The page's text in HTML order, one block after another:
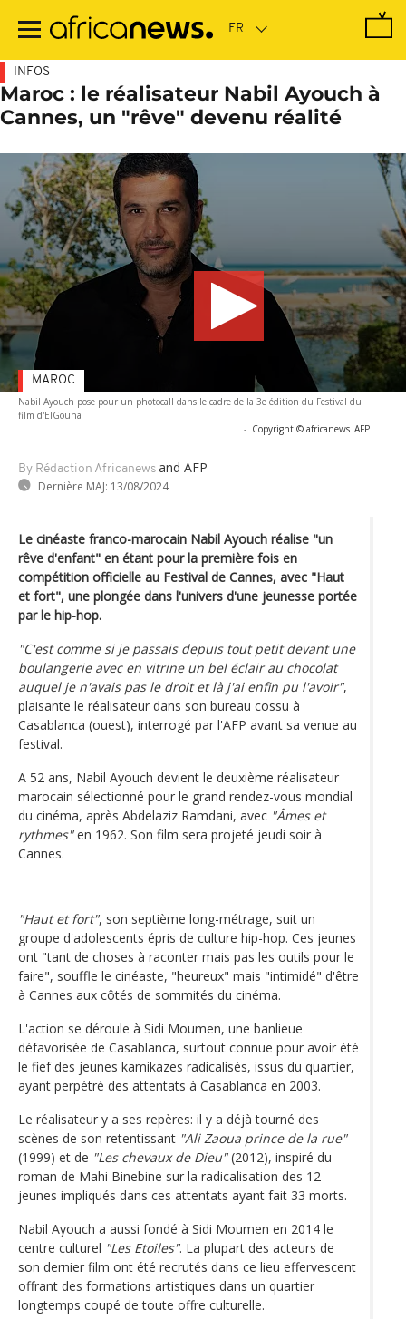
contenu
INFOS
Maroc : le réalisateur Nabil Ayouch à
Cannes, un "rêve" devenu réalité
Nabil Ayouch pose pour un photocall dans le cadre de la 3e édition du Festival du
film d'ElGouna
- Copyright © africanews AFP
By Rédaction Africanews and AFP
Dernière MAJ: 13/08/2024
MAROC
Le cinéaste franco-marocain Nabil Ayouch réalise "un
rêve d'enfant" en étant pour la première fois en
compétition officielle au Festival de Cannes, avec "Haut
et fort", une plongée dans l'univers d'une jeunesse portée
par le hip-hop.
"C'est comme si je passais depuis tout petit devant une
boulangerie avec en vitrine un bel éclair au chocolat
auquel je n'avais pas le droit et là j'ai enfin pu l'avoir",
plaisante le réalisateur dans son bureau cossu à
Casablanca (ouest), interrogé par l'AFP avant sa venue au
festival.
A 52 ans, Nabil Ayouch devient le deuxième réalisateur
marocain sélectionné pour le grand rendez-vous mondial
du cinéma, après Abdelaziz Ramdani, avec "Âmes et
rythmes"en 1962. Son film sera projeté jeudi soir à
Cannes.
"Haut et fort", son septième long-métrage, suit un
groupe d'adolescents épris de culture hip-hop. Ces jeunes
ont "tant de choses à raconter mais pas les outils pour le
faire", souffle le cinéaste, "heureux" mais "intimidé" d'être
à Cannes aux côtés de sommités du cinéma.
L'action se déroule à Sidi Moumen, une banlieue
défavorisée de Casablanca, surtout connue pour avoir été
le fief des jeunes kamikazes radicalisés, issus du quartier,
ayant perpétré des attentats à Casablanca en 2003.
Le réalisateur y a ses repères: il y a déjà tourné des
scènes de son retentissant "Ali Zaoua prince de la rue"
(1999) et de "Les chevaux de Dieu"(2012), inspiré du
roman de Mahi Binebine sur la radicalisation des 12
jeunes impliqués dans ces attentats ayant fait 33 morts.
Nabil Ayouch a aussi fondé à Sidi Moumen en 2014 le
centre culturel "Les Etoiles". La plupart des acteurs de
son dernier film ont été recrutés dans ce lieu effervescent
offrant des formations artistiques dans un quartier
longtemps coupé de toute offre culturelle.